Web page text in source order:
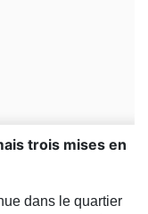
trois mises en
dans le quartier